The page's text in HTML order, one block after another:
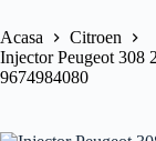
Acasa
Citroen
Injector Peugeot 308
9674984080